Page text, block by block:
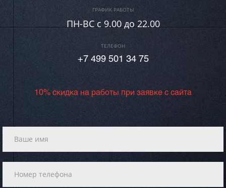
ГРАФИК РАБОТЫ
ПН-ВC c 9.00 до 22.00
ТЕЛЕФОН
+7 499 501 34 75
10% скидка на работы при заявке с сайта